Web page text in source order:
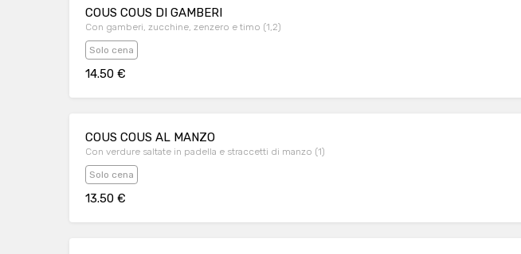
COUS COUS DI GAMBERI
Con gamberi, zucchine, zenzero e timo (1,2)
Solo cena
14.50 €
COUS COUS AL MANZO
Con verdure saltate in padella e straccetti di manzo (1)
Solo cena
13.50 €